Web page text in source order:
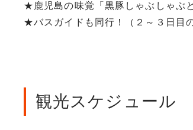
★鹿児島の味覚「黒豚しゃぶしゃぶ
★バスガイドも同行！（２～３日目の
観光スケジュール